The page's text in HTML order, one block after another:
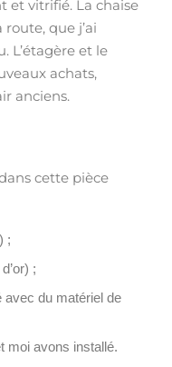
et vitrifié. La chaise
que j’ai
L’étagère et le
achats,
anciens.
cette pièce
;
;
avec du matériel de
moi avons installé.